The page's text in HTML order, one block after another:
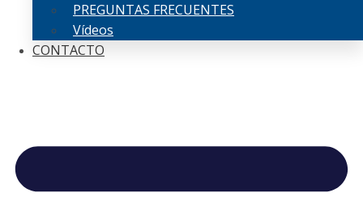
PREGUNTAS FRECUENTES
Vídeos
CONTACTO